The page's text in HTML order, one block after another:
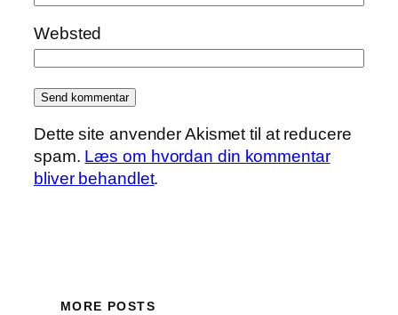
Websted
Dette site anvender Akismet til at reducere
spam. Læs om hvordan din kommentar
bliver behandlet.
MORE POSTS